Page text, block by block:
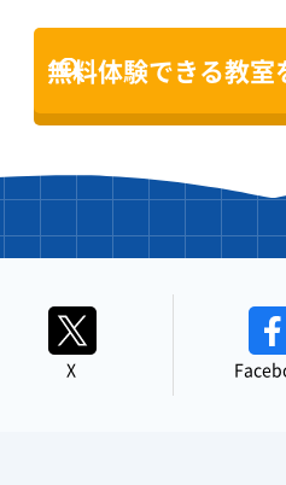
無料体験できる教室
X